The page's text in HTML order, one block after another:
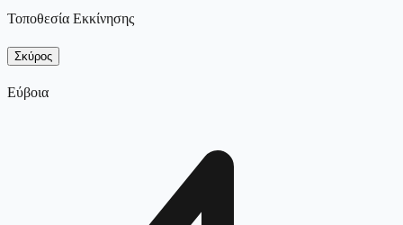
Τοποθεσία Εκκίνησης
Σκύρος
Εύβοια